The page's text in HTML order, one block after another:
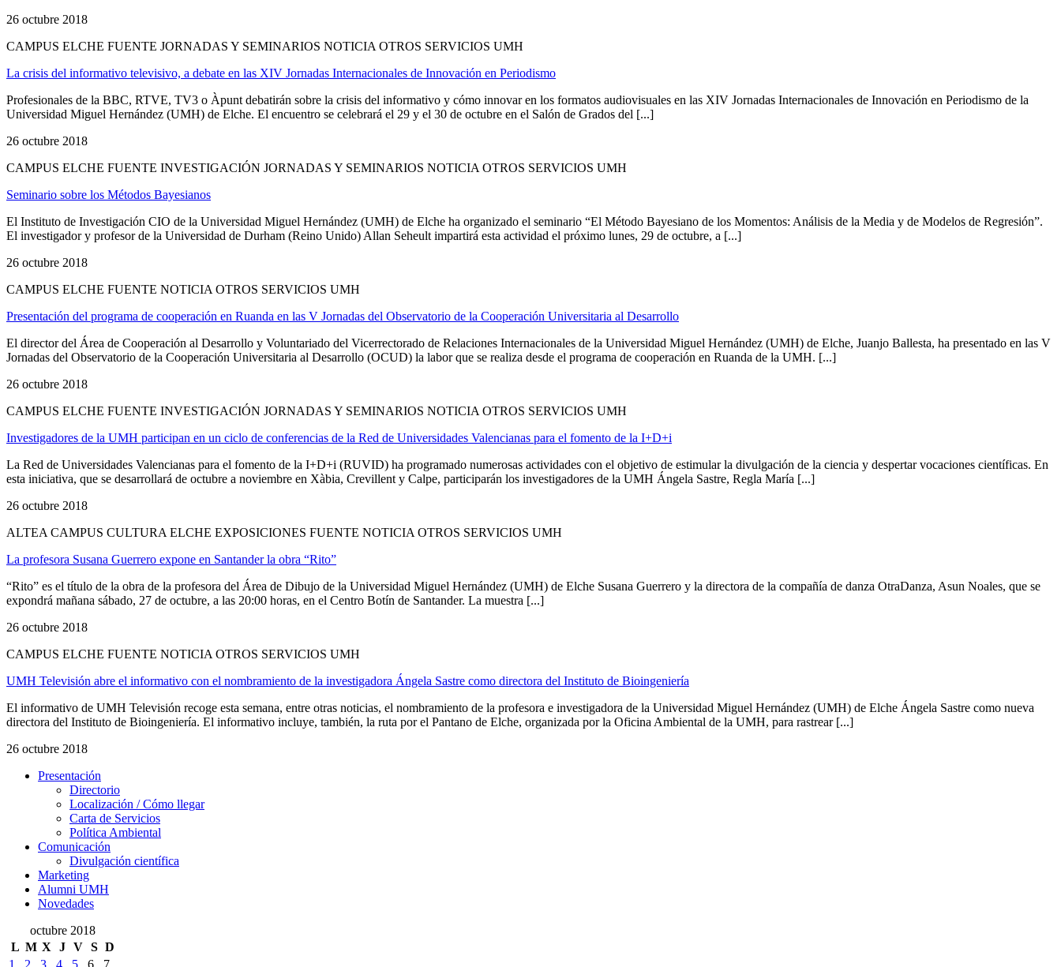
26 octubre 2018
CAMPUS ELCHE FUENTE JORNADAS Y SEMINARIOS NOTICIA OTROS SERVICIOS UMH
La crisis del informativo televisivo, a debate en las XIV Jornadas Internacionales de Innovación en Periodismo
Profesionales de la BBC, RTVE, TV3 o Àpunt debatirán sobre la crisis del informativo y cómo innovar en los formatos audiovisuales en las XIV Jornadas Internacionales de Innovación en Periodismo de la
Universidad Miguel Hernández (UMH) de Elche. El encuentro se celebrará el 29 y el 30 de octubre en el Salón de Grados del [...]
26 octubre 2018
CAMPUS ELCHE FUENTE INVESTIGACIÓN JORNADAS Y SEMINARIOS NOTICIA OTROS SERVICIOS UMH
Seminario sobre los Métodos Bayesianos
El Instituto de Investigación CIO de la Universidad Miguel Hernández (UMH) de Elche ha organizado el seminario “El Método Bayesiano de los Momentos: Análisis de la Media y de Modelos de Regresión”.
El investigador y profesor de la Universidad de Durham (Reino Unido) Allan Seheult impartirá esta actividad el próximo lunes, 29 de octubre, a [...]
26 octubre 2018
CAMPUS ELCHE FUENTE NOTICIA OTROS SERVICIOS UMH
Presentación del programa de cooperación en Ruanda en las V Jornadas del Observatorio de la Cooperación Universitaria al Desarrollo
El director del Área de Cooperación al Desarrollo y Voluntariado del Vicerrectorado de Relaciones Internacionales de la Universidad Miguel Hernández (UMH) de Elche, Juanjo Ballesta, ha presentado en las V
Jornadas del Observatorio de la Cooperación Universitaria al Desarrollo (OCUD) la labor que se realiza desde el programa de cooperación en Ruanda de la UMH. [...]
26 octubre 2018
CAMPUS ELCHE FUENTE INVESTIGACIÓN JORNADAS Y SEMINARIOS NOTICIA OTROS SERVICIOS UMH
Investigadores de la UMH participan en un ciclo de conferencias de la Red de Universidades Valencianas para el fomento de la I+D+i
La Red de Universidades Valencianas para el fomento de la I+D+i (RUVID) ha programado numerosas actividades con el objetivo de estimular la divulgación de la ciencia y despertar vocaciones científicas. En
esta iniciativa, que se desarrollará de octubre a noviembre en Xàbia, Crevillent y Calpe, participarán los investigadores de la UMH Ángela Sastre, Regla María [...]
26 octubre 2018
ALTEA CAMPUS CULTURA ELCHE EXPOSICIONES FUENTE NOTICIA OTROS SERVICIOS UMH
La profesora Susana Guerrero expone en Santander la obra “Rito”
“Rito” es el título de la obra de la profesora del Área de Dibujo de la Universidad Miguel Hernández (UMH) de Elche Susana Guerrero y la directora de la compañía de danza OtraDanza, Asun Noales, que se
expondrá mañana sábado, 27 de octubre, a las 20:00 horas, en el Centro Botín de Santander. La muestra [...]
26 octubre 2018
CAMPUS ELCHE FUENTE NOTICIA OTROS SERVICIOS UMH
UMH Televisión abre el informativo con el nombramiento de la investigadora Ángela Sastre como directora del Instituto de Bioingeniería
El informativo de UMH Televisión recoge esta semana, entre otras noticias, el nombramiento de la profesora e investigadora de la Universidad Miguel Hernández (UMH) de Elche Ángela Sastre como nueva
directora del Instituto de Bioingeniería. El informativo incluye, también, la ruta por el Pantano de Elche, organizada por la Oficina Ambiental de la UMH, para rastrear [...]
26 octubre 2018
Presentación
Presentación
Directorio
Localización / Cómo llegar
Carta de Servicios
Política Ambiental
Comunicación
Comunicación
Divulgación científica
Marketing
Alumni UMH
Novedades
octubre 2018
L M X J V S D
1
2 3 4 5 6
7